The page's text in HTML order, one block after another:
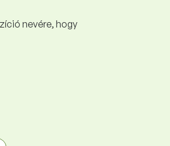
nevére, hogy